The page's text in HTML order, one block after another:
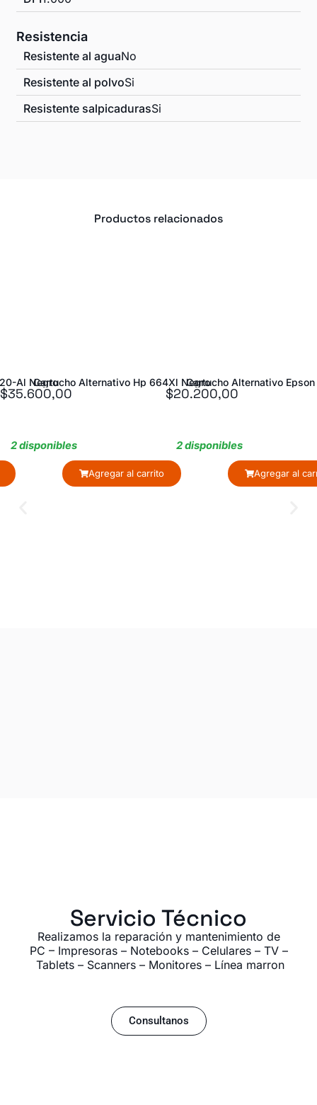
Resistencia
Resistente al aguaNo
Resistente al polvoSi
Resistente salpicadurasSi
Productos relacionados
Al Negro
Cartucho Alternativo Hp 664Xl Negro
$35.600,00
2 disponibles
Agregar al carrito
Cartucho Alternativo
$20.200,00
2 disponibles
Agregar al
Servicio Técnico
Realizamos la reparación y mantenimiento de
PC – Impresoras – Notebooks – Celulares – TV –
Tablets – Scanners – Monitores – Línea marron
Consultanos